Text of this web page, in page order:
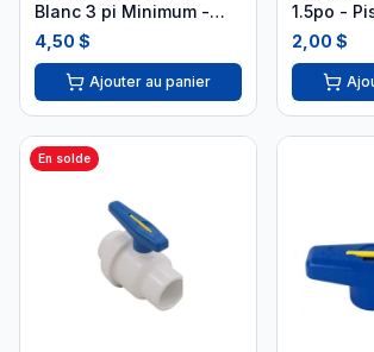
Blanc 3 pi Minimum -
Plomberie Piscine KTE-
56-2001
4,50 $
Ajouter au panier
1.5po -
2,00 $
En solde